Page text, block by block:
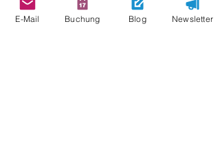
E-Mail Buchung Blog Newsletter